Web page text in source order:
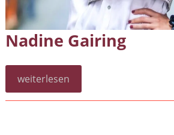
Nadine Gairing
Nadine
weiterlesen